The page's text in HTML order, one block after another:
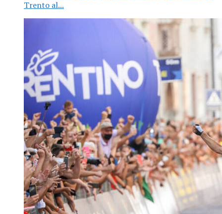
Trento al...